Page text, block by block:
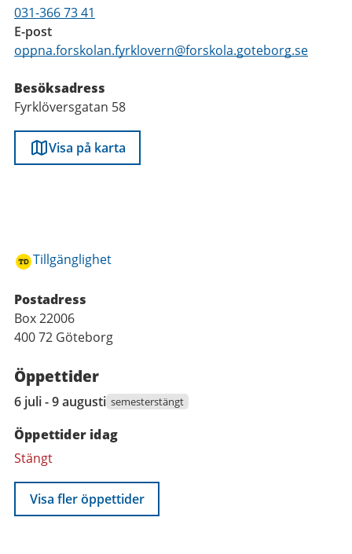
031-366 73 41
E-post
oppna.forskolan.fyrklovern@forskola.goteborg.se
Besöksadress
Fyrklöversgatan 58
Visa på karta
Tillgänglighet
Postadress
Box 22006
400 72 Göteborg
Öppettider
6
2026
till
augusti
2026
6 juli - 9 augusti semesterstängt
Öppettider idag
Stängt
Visa fler öppettider